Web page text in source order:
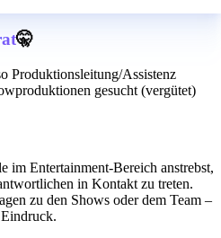
🤫
Produktionsleitung/Assistenz
gesucht (vergütet)
im Entertainment-Bereich anstrebst,
in Kontakt zu treten.
zu den Shows oder dem Team –